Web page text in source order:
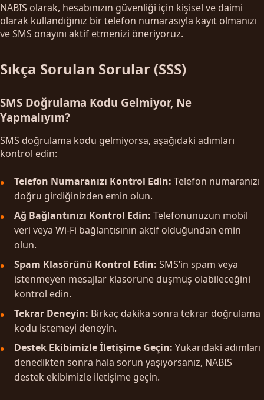
NABIS olarak, hesabınızın güvenliği için kişisel ve daimi
olarak kullandığınız bir telefon numarasıyla kayıt olmanızı
ve SMS onayını aktif etmenizi öneriyoruz.
Sıkça Sorulan Sorular (SSS)
SMS Doğrulama Kodu Gelmiyor, Ne
Yapmalıyım?
SMS doğrulama kodu gelmiyorsa, aşağıdaki adımları
kontrol edin:
Telefon Numaranızı Kontrol Edin: Telefon numaranızı
doğru girdiğinizden emin olun.
Ağ Bağlantınızı Kontrol Edin: Telefonunuzun mobil
veri veya Wi-Fi bağlantısının aktif olduğundan emin
olun.
Spam Klasörünü Kontrol Edin: SMS’in spam veya
istenmeyen mesajlar klasörüne düşmüş olabileceğini
kontrol edin.
Tekrar Deneyin: Birkaç dakika sonra tekrar doğrulama
kodu istemeyi deneyin.
Destek Ekibimizle İletişime Geçin: Yukarıdaki adımları
denedikten sonra hala sorun yaşıyorsanız, NABIS
destek ekibimizle iletişime geçin.